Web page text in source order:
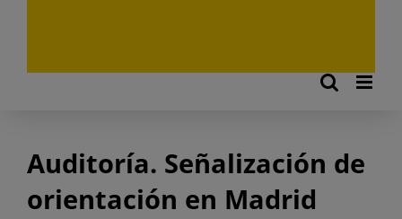
Auditoría. Señalización de
orientación en Madrid